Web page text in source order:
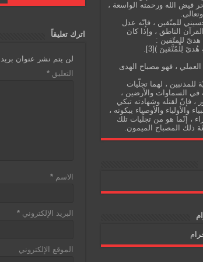
b
o
o
اترك تعليقاً
لن يتم نشر عنوان
التعليق*
الاسم*
البريد الإلكتروني*
الموقع الإلكتروني
فيض الله ورحمته الواسعة ،
للمتّقين ، فإنّه عدل
الناطق ، وإذا كان
هدىً للمتّقين :
لِلْمُتَّقينَ )[3].
، فهو مصباح الهدى
للمذنبين ، لهما تجلّيات
في السماوات والأرضين ،
، فإنّ لقتله وشهادته تبكي
والأولياء والأوصياء يبكونه ،
، إنّما هو من تجلّيات تلك
ذلك المصباح الميمون.